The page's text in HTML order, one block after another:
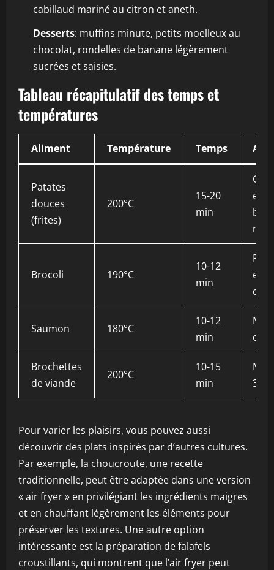
cabillaud mariné au citron et aneth.
Desserts: muffins minute, petits moelleux au
chocolat, rondelles de banane légèrement
sucrées et saisies.
Tableau récapitulatif des temps et
températures
Aliment Température Temps
Patates
douces
(frites)
200°C
15-20
min
en
Brocoli 190°C
10-12
min
en
Saumon 180°C
10-12
min
et
Brochettes
de viande
200°C
10-15
min
30
Pour varier les plaisirs, vous pouvez aussi
découvrir des plats inspirés par d’autres cultures.
Par exemple, la choucroute, une recette
traditionnelle, peut être adaptée dans une version
« air fryer » en privilégiant les ingrédients maigres
et en chauffant légèrement les éléments pour
préserver les textures. Une autre option
intéressante est la préparation de falafels
croustillants, qui montrent que l’air fryer peut